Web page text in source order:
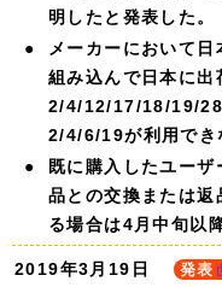
明したと発表した。
メーカーにおいて
組み込んで日本に
2/4/12/17/18/19/
2/4/6/19が利用でき
既に購入したユー
品との交換または返
る場合は4月中旬以
2019年3月19日 発表